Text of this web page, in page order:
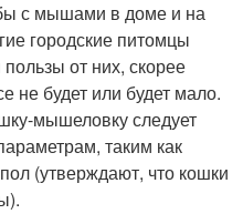
с мышами в доме и на
городские питомцы
от них, скорее
не будет или будет мало.
мышеловку следует
таким как
(утверждают, что кошки